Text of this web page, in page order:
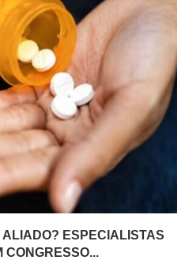
ESPECIALISTAS
CONGRESSO...